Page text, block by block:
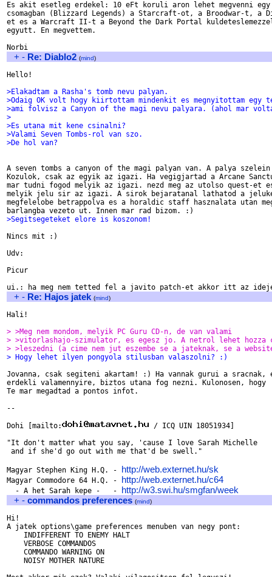
Es akit esetleg erdekel: 10 eFt koruli aron lehet megvenni
csomagban (Blizzard Legends) a Starcraft-ot, a Broodwar-t, a
et es a Warcraft II-t a Beyond the Dark Portal
egyutt. En megvettem.
+ - Re: Diablo2 (mind)
Hello!
>Elakadtam a Rasha's tomb nevu palyan.
>Odaig OK volt hogy kiirtottam mindenkit es megnyitottam egy
>ami folvisz a Canyon of the magi nevu palyara. (ahol mar
>
>Es utana mit kene csinalni?
>Valami Seven Tombs-rol van szo.
>De hol van?
A seven tombs a canyon of the magi palyan van. A palya
Kozulok, csak az egyik az igazi. Ha vegigjartad a Arcane
mar tudni fogod melyik az igazi. nezd meg az utolso quest-et
melyik jelu sir az igazi. A sirok bejaratanal lathatod a
megfelelobe betrappolva es a horaldic staff hasznalata utan
>Segitsegeteket elore is koszonom!
Nincs mit :)
Udv:
Picur
+ - Re: Hajos jatek (mind)
Hali!
> >Meg nem mondom, melyik PC Guru CD-n, de van valami
> >vitorlashajo-szimulator, es egesz jo. A netrol lehet hozza
> >leszedni (a cime nem jut eszembe se a jateknak, se a
> Hogy lehet ilyen pongyola stilusban valaszolni? :)
Jovanna, csak segiteni akartam! :) Ha vannak gurui a sracnak,
erdekli valamennyire, biztos utana fog nezni. Kulonosen, hogy
Te mar megadtad a pontos infot.
--
Dohi [mailto:
/ ICQ UIN 18051934]
"It don't matter what you say, 'cause I love Sarah Michelle
and if she'd go out with me that'd be swell."
Magyar Stephen King H.Q. - http://web.externet.hu/sk
Magyar Commodore 64 H.Q. - http://web.externet.hu/c64
  - A het Sarah kepe -   -
http://w3.swi.hu/smgfan/week
+ - commandos preferences (mind)
Hi!
A jatek options\game preferences menuben van negy pont:
    INDIFFERENT TO ENEMY HALT
    VERBOSE COMMANDOS
    COMMANDO WARNING ON
    NOISY MOTHER NATURE